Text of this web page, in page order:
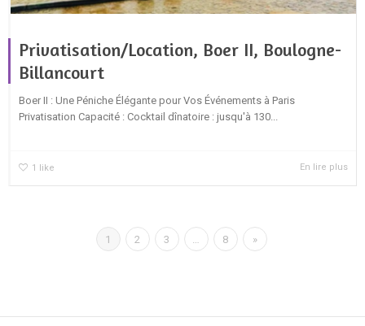
Privatisation/Location, Boer II, Boulogne-
Billancourt
Boer II : Une Péniche Élégante pour Vos Événements à Paris
Privatisation Capacité : Cocktail dînatoire : jusqu'à 130...
1 like En lire plus
1 2 3 8 »